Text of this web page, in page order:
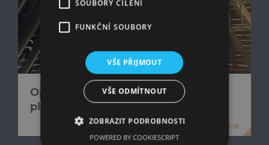
Oprava střechy nad presbytářem v
plném proudu
více
SOUBORY CÍLENÍ
FUNKČNÍ SOUBORY
VŠE PŘIJMOUT
VŠE ODMÍTNOUT
ZOBRAZIT PODROBNOSTI
POWERED BY COOKIESCRIPT